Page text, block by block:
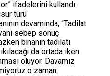
ifadelerini kullandı.
türü’
devamında, “Tadilat
sebep sonuç
binanın tadilatı
da ortada iken
oluyor. Davamız
o zaman